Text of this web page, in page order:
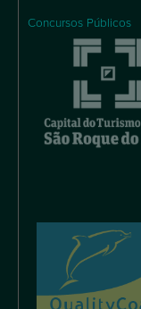
Concursos Públicos